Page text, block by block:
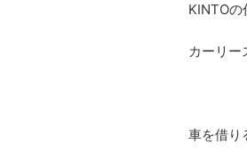
KINTOの
カーリー
車を借り